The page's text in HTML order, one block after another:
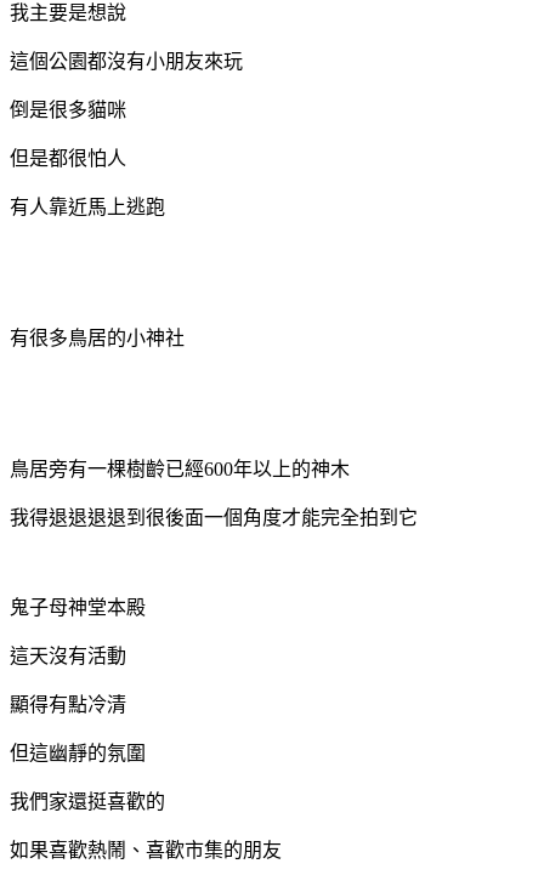
我主要是想說
這個公園都沒有小朋友來玩
倒是很多貓咪
但是都很怕人
有人靠近馬上逃跑
有很多鳥居的小神社
鳥居旁有一棵樹齡已經600年以上的神木
我得退退退退到很後面一個角度才能完全拍到它
鬼子母神堂本殿
這天沒有活動
顯得有點冷清
但這幽靜的氛圍
我們家還挺喜歡的
如果喜歡熱鬧、喜歡市集的朋友